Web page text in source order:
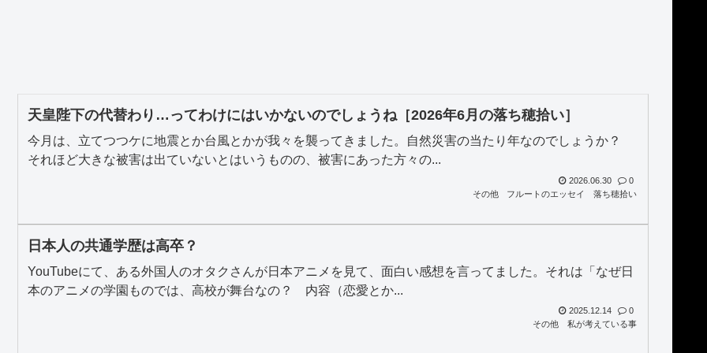
天皇陛下の代替わり…ってわけにはいかないのでしょうね［2026年6月の落ち穂拾い］
今月は、立てつつケに地震とか台風とかが我々を襲ってきました。自然災害の当たり年なのでしょうか？
それほど大きな被害は出ていないとはいうものの、被害にあった方々の...
2026.06.30
0
その他
フルートのエッセイ 落ち穂拾い
日本人の共通学歴は高卒？
YouTubeにて、ある外国人のオタクさんが日本アニメを見て、面白い感想を言ってました。それは「なぜ日
本のアニメの学園ものでは、高校が舞台なの？ 内容（恋愛とか...
2025.12.14
0
その他
私が考えている事